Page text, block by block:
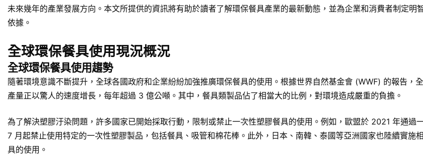
未來幾年的產業發展方向。本文所提供的資訊將有助於讀者了解環保餐具產業的最新動態，並為企業和消費者制定明
依據。
全球環保餐具使用現況概況
全球環保餐具使用趨勢
隨著環境意識不斷提升，全球各國政府和企業紛紛加強推廣環保餐具的使用。根據世界自然基金會 (WWF) 的報告，
產量正以驚人的速度增長，每年超過 3 億公噸。其中，餐具類製品佔了相當大的比例，對環境造成嚴重的負擔。
為了解決塑膠汙染問題，許多國家已開始採取行動，限制或禁止一次性塑膠餐具的使用。例如，歐盟於 2021 年通過
7 月起禁止使用特定的一次性塑膠製品，包括餐具、吸管和棉花棒。此外，日本、南韓、泰國等亞洲國家也陸續實施
具的使用。